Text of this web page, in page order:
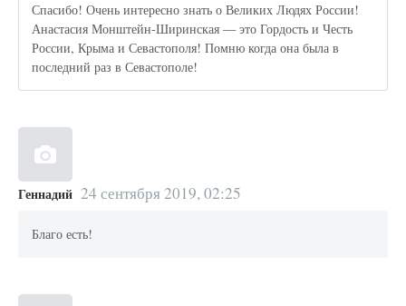
Спасибо! Очень интересно знать о Великих Людях России!
Анастасия Монштейн-Ширинская — это Гордость и Честь
России, Крыма и Севастополя! Помню когда она была в
последний раз в Севастополе!
Геннадий 24 сентября 2019, 02:25
Благо есть!